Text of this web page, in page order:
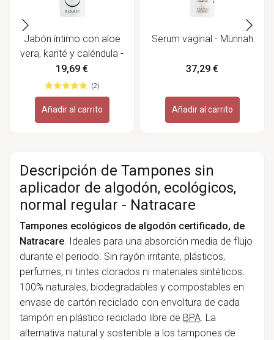
Jabón íntimo con aloe
vera, karité y caléndula -
Münnah
19,69 €
(2)
Añadir al carrito
Serum vaginal - Münnah
37,29 €
Añadir al carrito
Descripción de Tampones sin
aplicador de algodón, ecológicos,
normal regular - Natracare
Tampones ecológicos de algodón certificado, de
Natracare. Ideales para una absorción media de flujo
durante el periodo. Sin rayón irritante, plásticos,
perfumes, ni tintes clorados ni materiales sintéticos.
100% naturales, biodegradables y compostables en
envase de cartón reciclado con envoltura de cada
tampón en plástico reciclado libre de BPA. La
alternativa natural y sostenible a los tampones de